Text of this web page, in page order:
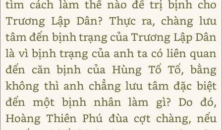
tìm cách làm thế nào để trị bịnh cho
Trương Lập Dân? Thực ra, chàng lưu
tâm đến bịnh trạng của Trương Lập Dân
là vì bịnh trạng của anh ta có liên quan
đến căn bịnh của Hùng Tố Tố, bằng
không thì anh chẳng lưu tâm đặc biệt
đến một bịnh nhân làm gì? Do đó,
Hoàng Thiên Phú đùa cợt chàng, nếu